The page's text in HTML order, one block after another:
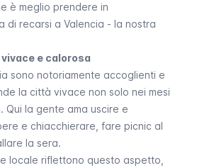
è meglio prendere in
di recarsi a Valencia - la nostra
vivace e calorosa
sono notoriamente accoglienti e
la città vivace non solo nei mesi
Qui la gente ama uscire e
e chiacchierare, fare picnic al
la sera.
locale riflettono questo aspetto,